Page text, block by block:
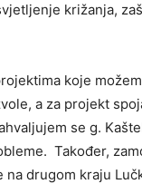
križanja,
koje
a za projekt
se g.
Također,
drugom kraju